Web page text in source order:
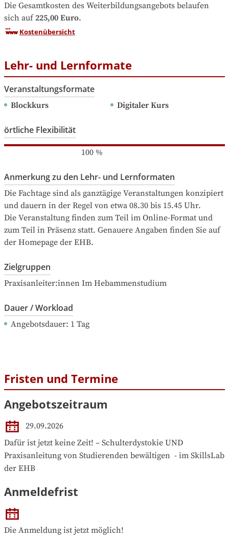
Die Gesamtkosten des Weiterbildungsangebots belaufen
sich auf 225,00 Euro.
Kostenübersicht
Lehr- und Lernformate
Veranstaltungsformate
Blockkurs Digitaler Kurs
örtliche Flexibilität
100 %
Anmerkung zu den Lehr- und Lernformaten
Die Fachtage sind als ganztägige Veranstaltungen konzipiert
und dauern in der Regel von etwa 08.30 bis 15.45 Uhr.
Die Veranstaltung finden zum Teil im Online-Format und
zum Teil in Präsenz statt. Genauere Angaben finden Sie auf
der Homepage der EHB.
Zielgruppen
Praxisanleiter:innen Im Hebammenstudium
Dauer / Workload
Angebotsdauer: 1 Tag
Fristen und Termine
Angebotszeitraum
29.09.2026
Dafür ist jetzt keine Zeit! – Schulterdystokie UND
Praxisanleitung von Studierenden bewältigen  - im SkillsLab
der EHB
Anmeldefrist
Die Anmeldung ist jetzt möglich!